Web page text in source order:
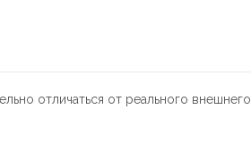
отличаться от реального внешнего